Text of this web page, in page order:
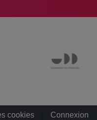
cookies Connexion